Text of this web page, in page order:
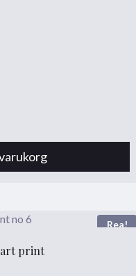
Rea!
art print